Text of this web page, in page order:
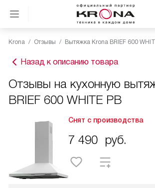
Krona Отзывы Вытяжка Krona BRIEF 600
Назад к описанию товара
Отзывы на кухонную
BRIEF 600 WHITE PB
Снят с производства
7 490 руб.